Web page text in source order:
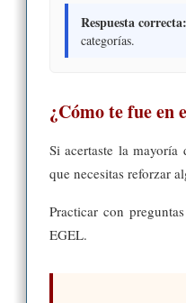
Respuesta
categorías.
¿Cómo te fue
Si acertaste la
que necesitas reforzar
Practicar con
EGEL.